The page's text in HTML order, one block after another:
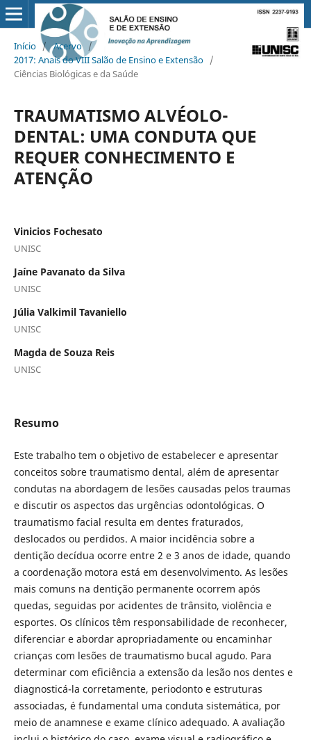
Início / Acervo /
2017: Anais do VIII Salão de Ensino e Extensão /
Ciências Biológicas e da Saúde
TRAUMATISMO ALVÉOLO-
DENTAL: UMA CONDUTA QUE
REQUER CONHECIMENTO E
ATENÇÃO
Vinicios Fochesato
UNISC
Jaíne Pavanato da Silva
UNISC
Júlia Valkimil Tavaniello
UNISC
Magda de Souza Reis
UNISC
Resumo
Este trabalho tem o objetivo de estabelecer e apresentar
conceitos sobre traumatismo dental, além de apresentar
condutas na abordagem de lesões causadas pelos traumas
e discutir os aspectos das urgências odontológicas. O
traumatismo facial resulta em dentes fraturados,
deslocados ou perdidos. A maior incidência sobre a
dentição decídua ocorre entre 2 e 3 anos de idade, quando
a coordenação motora está em desenvolvimento. As lesões
mais comuns na dentição permanente ocorrem após
quedas, seguidas por acidentes de trânsito, violência e
esportes. Os clínicos têm responsabilidade de reconhecer,
diferenciar e abordar apropriadamente ou encaminhar
crianças com lesões de traumatismo bucal agudo. Para
determinar com eficiência a extensão da lesão nos dentes e
diagnosticá-la corretamente, periodonto e estruturas
associadas, é fundamental uma conduta sistemática, por
meio de anamnese e exame clínico adequado. A avaliação